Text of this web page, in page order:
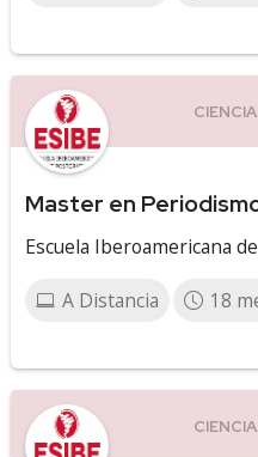
Master en
Escuela Iberoamericana
A Distancia 18